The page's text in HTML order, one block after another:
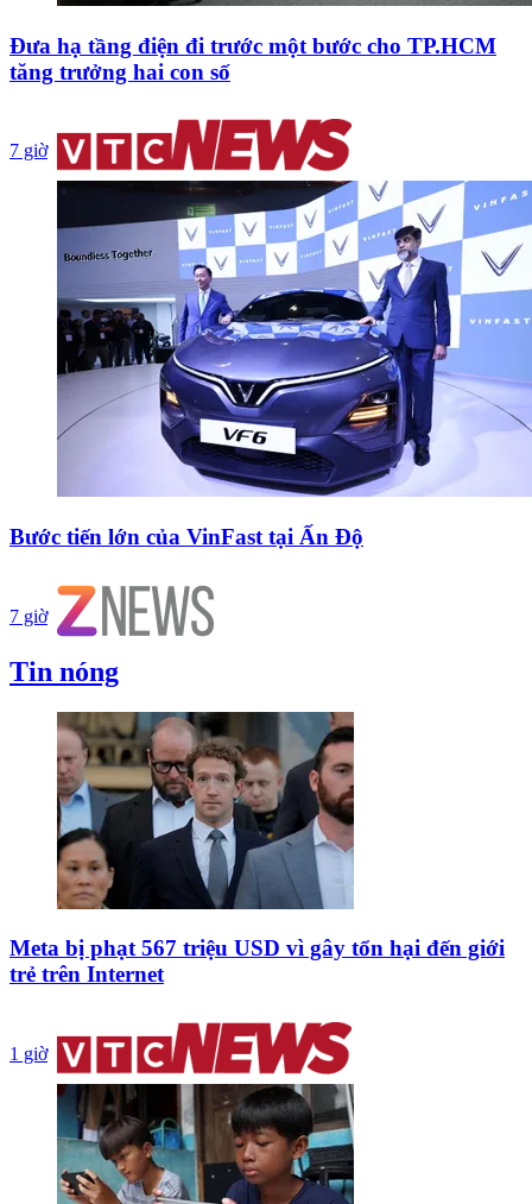
Đưa hạ tầng điện đi trước một bước cho TP.HCM
tăng trưởng hai con số
7 giờ
Bước tiến lớn của VinFast tại Ấn Độ
7 giờ
Tin nóng
Meta bị phạt 567 triệu USD vì gây tổn hại đến giới
trẻ trên Internet
1 giờ